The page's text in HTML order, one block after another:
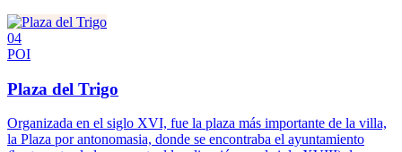
04
POI
Plaza del Trigo
Organizada en el siglo XVI, fue la plaza más importante de la villa,
la Plaza por antonomasia, donde se encontraba el ayuntamiento